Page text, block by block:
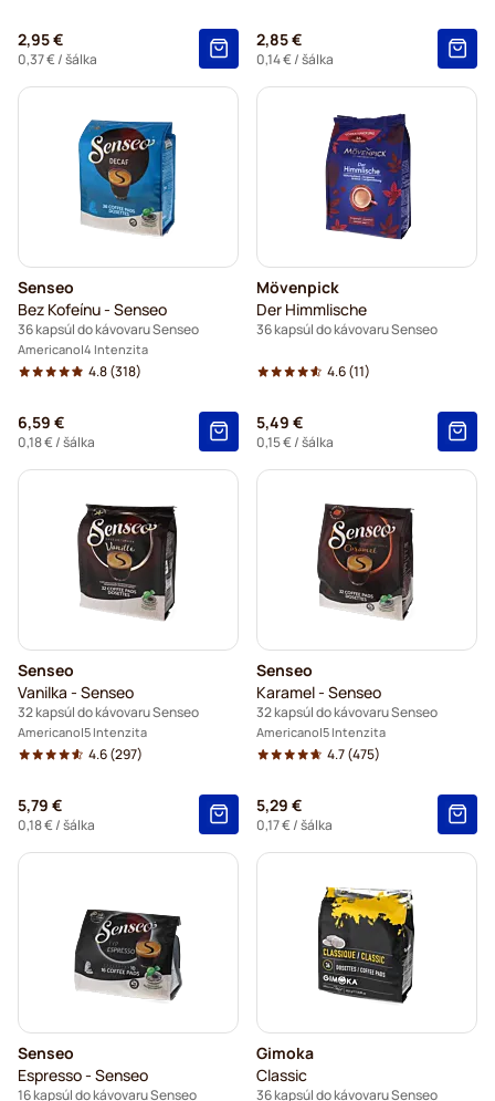
2,95 €
0,37 €/ šálka
2,85 €
0,14 €/ šálka
Senseo
Bez Kofeínu - Senseo
36 kapsúl do kávovaru Senseo
Americano 4 Intenzita
4.8(318)
6,59 €
0,18 €/ šálka
Mövenpick
Der Himmlische
36 kapsúl do kávovaru Senseo
4.6(11)
5,49 €
0,15 €/ šálka
Senseo
Vanilka - Senseo
32 kapsúl do kávovaru Senseo
Americano 5 Intenzita
4.6(297)
5,79 €
0,18 €/ šálka
Senseo
Karamel - Senseo
32 kapsúl do kávovaru Senseo
Americano 5 Intenzita
4.7(475)
5,29 €
0,17 €/ šálka
Senseo
Espresso - Senseo
16 kapsúl do kávovaru Senseo
Gimoka
Classic
36 kapsúl do kávovaru Senseo